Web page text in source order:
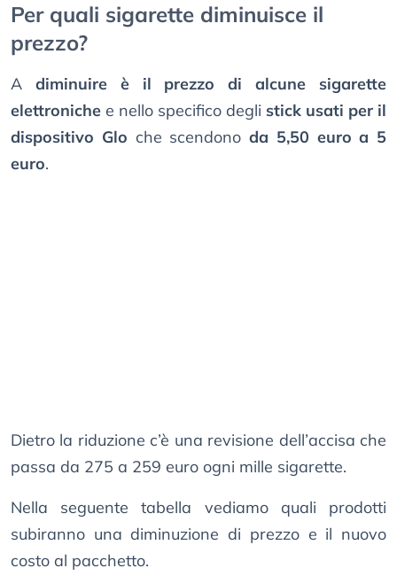
Per quali sigarette diminuisce il
prezzo?
A diminuire è il prezzo di alcune sigarette
elettroniche e nello specifico degli stick usati per il
dispositivo Glo che scendono da 5,50 euro a 5
euro.
Dietro la riduzione c’è una revisione dell’accisa che
passa da 275 a 259 euro ogni mille sigarette.
Nella seguente tabella vediamo quali prodotti
subiranno una diminuzione di prezzo e il nuovo
costo al pacchetto.